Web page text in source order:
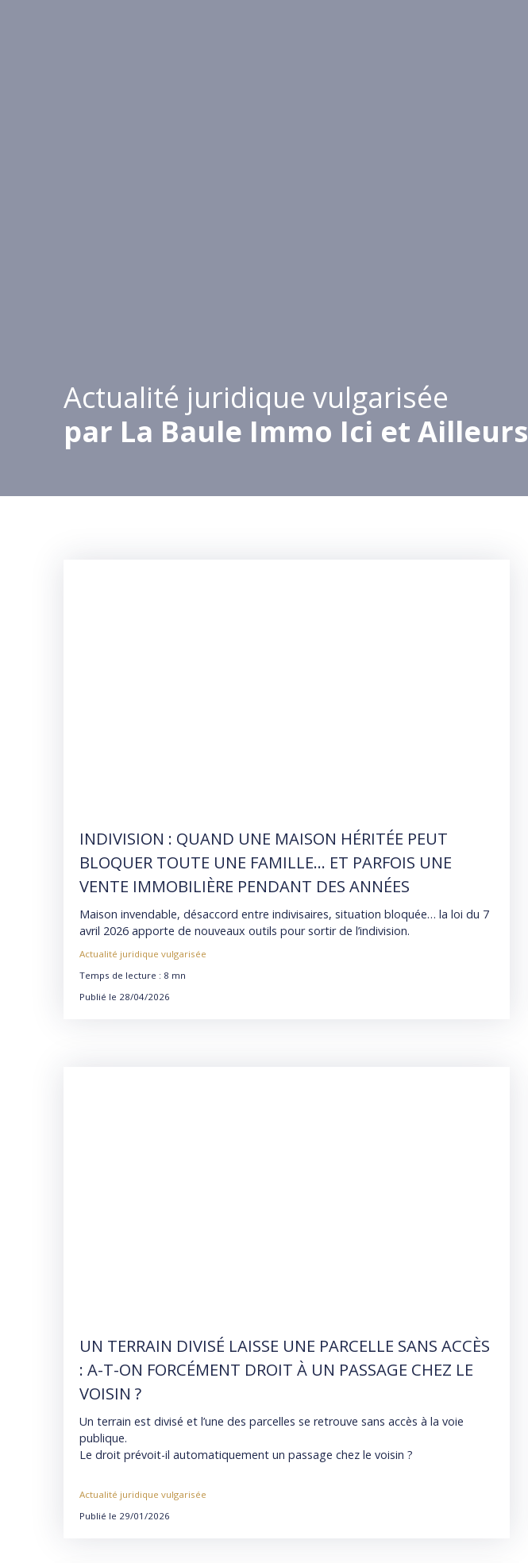
Actualité juridique vulgarisée
par La Baule Immo Ici et Ailleurs
INDIVISION : QUAND UNE MAISON HÉRITÉE PEUT
BLOQUER TOUTE UNE FAMILLE… ET PARFOIS UNE
VENTE IMMOBILIÈRE PENDANT DES ANNÉES
Maison invendable, désaccord entre indivisaires, situation bloquée… la loi du 7
avril 2026 apporte de nouveaux outils pour sortir de l’indivision.
Actualité juridique vulgarisée
Temps de lecture : 8 mn
Publié le 28/04/2026
UN TERRAIN DIVISÉ LAISSE UNE PARCELLE SANS ACCÈS
: A-T-ON FORCÉMENT DROIT À UN PASSAGE CHEZ LE
VOISIN ?
Un terrain est divisé et l’une des parcelles se retrouve sans accès à la voie
publique.
Le droit prévoit-il automatiquement un passage chez le voisin ?
Décryptage clair et pédagogique d’une décision récente de la Cour de
cassation.
Actualité juridique vulgarisée
Publié le 29/01/2026